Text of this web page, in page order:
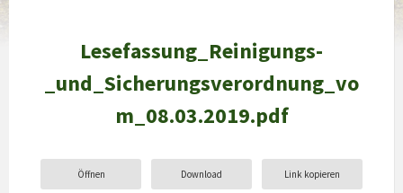
Lesefassung_Reinigungs-
_und_Sicherungsverordnung_vo
m_08.03.2019.pdf
Öffnen Download Link kopieren